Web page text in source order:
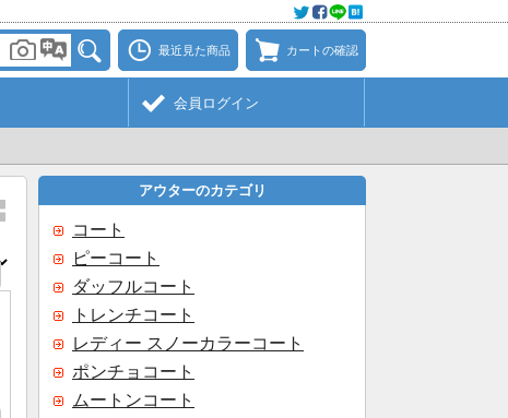
最近見た商品 カートの確認
会員ログイン
アウターのカテゴリ
コート
ピーコート
ダッフルコート
トレンチコート
レディー スノーカラーコート
ポンチョコート
ムートンコート